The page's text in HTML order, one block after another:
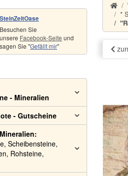
*
SteinZeitOase
Besuchen Sie
unsere Facebook-Seite und
sagen Sie "Gefällt mir"
- Mineralien
- Gutscheine
Scheibensteine,
Rohsteine,